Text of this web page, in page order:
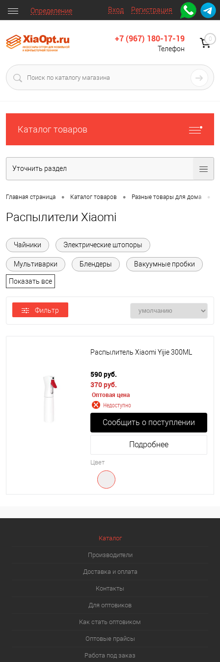
Вход Регистрация
Определение
+7 (967) 180-17-19
Телефон
0
Каталог товаров
Уточнить раздел
Главная страница • Каталог товаров • Разные товары для дома •
Распылители Xiaomi
Чайники Электрические штопоры
Мультиварки Блендеры Вакуумные пробки
Показать все
Фильтр
Распылитель Xiaomi Yijie 300ML
590 руб.
370 руб.
Оптовая цена
Недоступно
Сообщить о поступлении
Подробнее
Цвет
Каталог
Производители
Доставка и оплата
Контакты
Для оптовиков
Как стать оптовиком
Оптовые прайсы
Работа под заказ